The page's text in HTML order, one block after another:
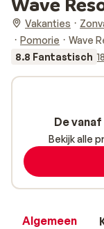
Vakanties
Pomorie
Wave
8.8 Fantastisch
Algemeen
De
Bekijk alle